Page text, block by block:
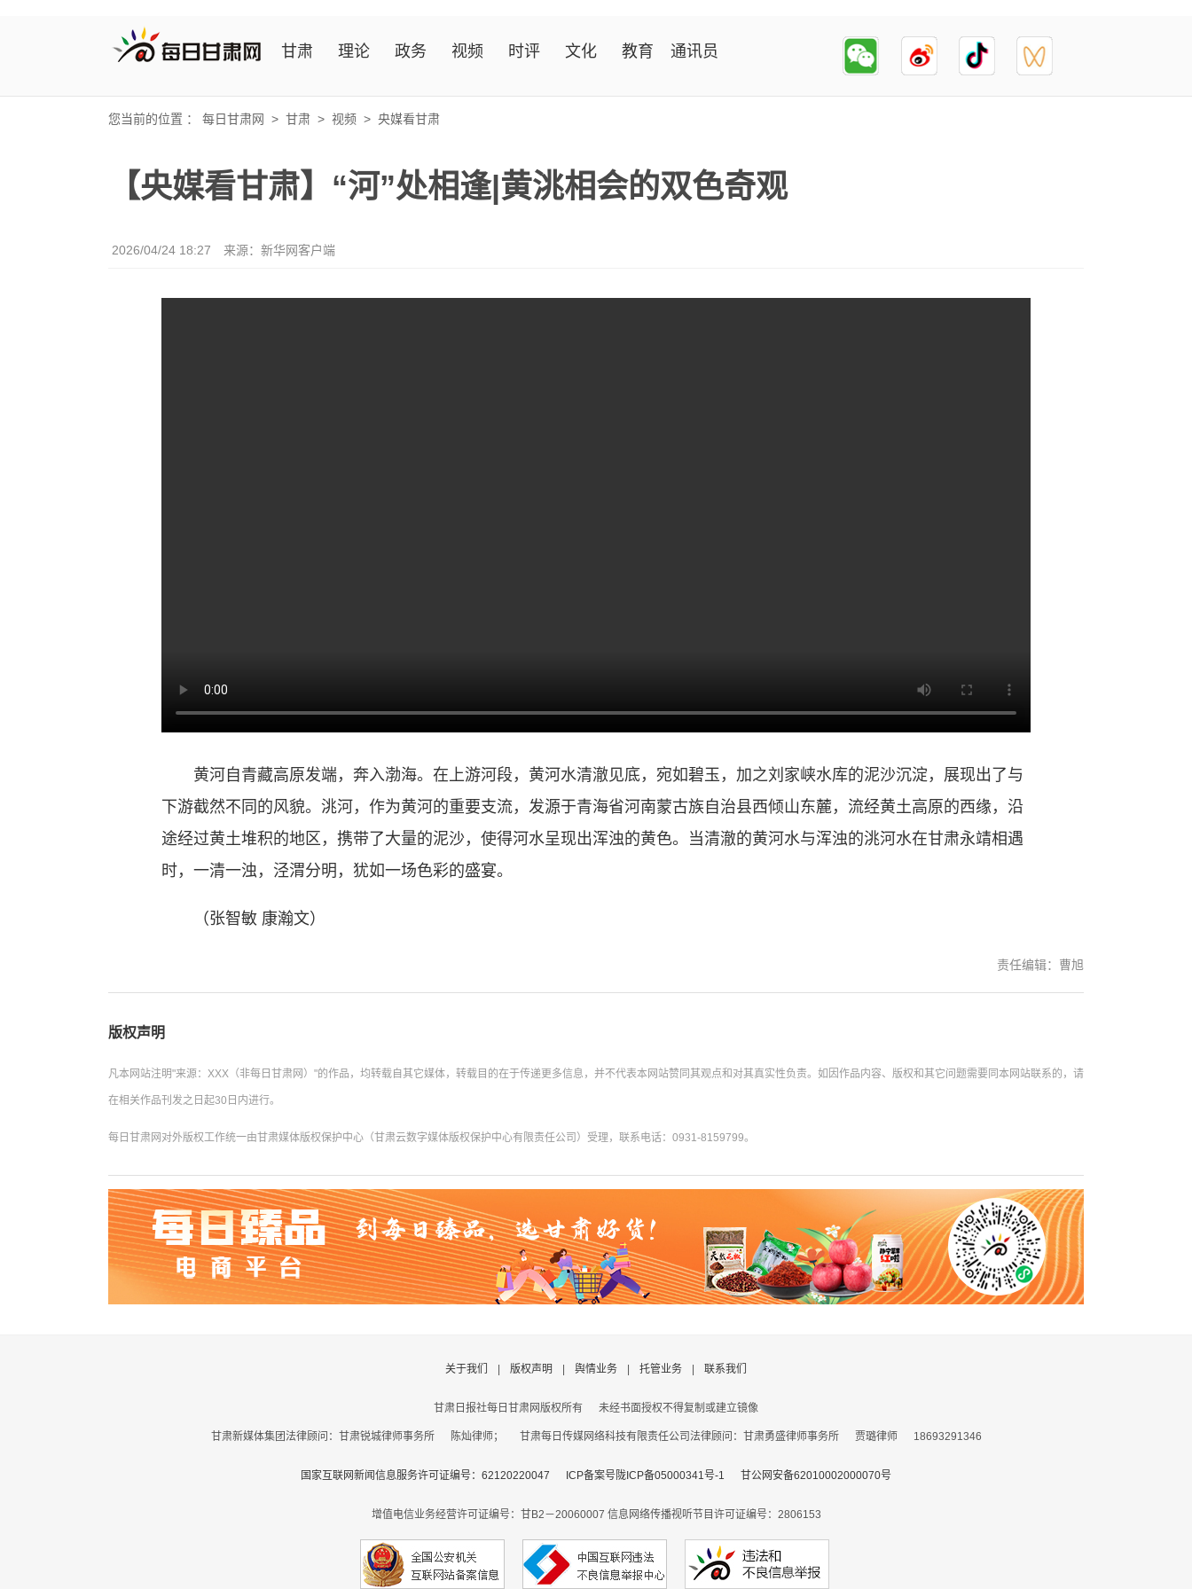
甘肃 理论 政务 视频 时评 文化 教育 通讯员
您当前的位置 ： 每日甘肃网 > 甘肃 > 视频 > 央媒看甘肃
【央媒看甘肃】“河”处相逢|黄洮相会的双色奇观
2026/04/24 18:27 来源：新华网客户端
黄河自青藏高原发端，奔入渤海。在上游河段，黄河水清澈见底，宛如碧玉，加之刘家峡水库的泥沙沉淀，展现出了与
下游截然不同的风貌。洮河，作为黄河的重要支流，发源于青海省河南蒙古族自治县西倾山东麓，流经黄土高原的西缘，沿
途经过黄土堆积的地区，携带了大量的泥沙，使得河水呈现出浑浊的黄色。当清澈的黄河水与浑浊的洮河水在甘肃永靖相遇
时，一清一浊，泾渭分明，犹如一场色彩的盛宴。
（张智敏 康瀚文）
责任编辑：曹旭
版权声明
凡本网站注明"来源：XXX（非每日甘肃网）"的作品，均转载自其它媒体，转载目的在于传递更多信息，并不代表本网站赞同其观点和对其真实性负责。如因作品内容、版权和其它问题需要同本网站联系的，请
在相关作品刊发之日起30日内进行。
每日甘肃网对外版权工作统一由甘肃媒体版权保护中心（甘肃云数字媒体版权保护中心有限责任公司）受理，联系电话：0931-8159799。
关于我们 | 版权声明 | 舆情业务 | 托管业务 | 联系我们
甘肃日报社每日甘肃网版权所有 未经书面授权不得复制或建立镜像
甘肃新媒体集团法律顾问：甘肃锐城律师事务所 陈灿律师； 甘肃每日传媒网络科技有限责任公司法律顾问：甘肃勇盛律师事务所 贾璐律师 18693291346
国家互联网新闻信息服务许可证编号：62120220047 ICP备案号陇ICP备05000341号-1 甘公网安备62010002000070号
增值电信业务经营许可证编号：甘B2－20060007 信息网络传播视听节目许可证编号：2806153